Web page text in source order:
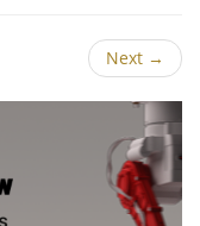
Next →